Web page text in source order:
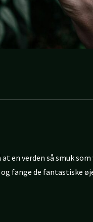
en verden så smuk
fange de fantastiske